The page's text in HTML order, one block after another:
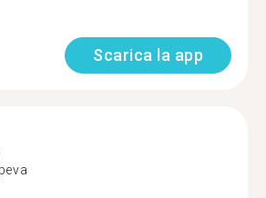
Scarica la app